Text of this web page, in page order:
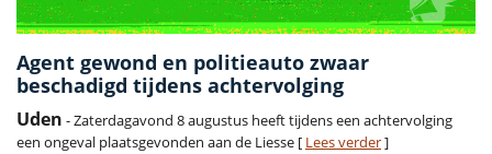
Agent gewond en politieauto zwaar
beschadigd tijdens achtervolging
Uden - Zaterdagavond 8 augustus heeft tijdens een achtervolging
een ongeval plaatsgevonden aan de Liesse [ Lees verder]